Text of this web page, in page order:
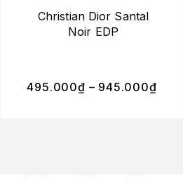
Christian Dior Santal
Noir EDP
495.000₫ – 945.000₫